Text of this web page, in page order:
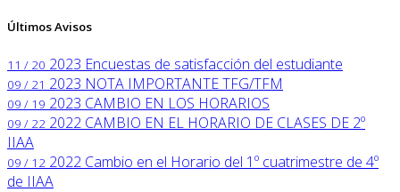
Últimos Avisos
11 / 20 2023 Encuestas de satisfacción del estudiante
09 / 21 2023 NOTA IMPORTANTE TFG/TFM
09 / 19 2023 CAMBIO EN LOS HORARIOS
09 / 22 2022 CAMBIO EN EL HORARIO DE CLASES DE 2º
IIAA
09 / 12 2022 Cambio en el Horario del 1º cuatrimestre de 4º
de IIAA